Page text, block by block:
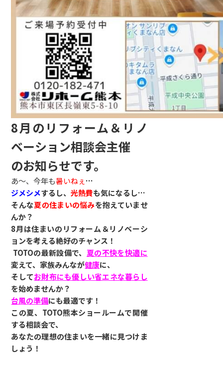
8月のリフォーム＆リノ
ベーション相談会主催
のお知らせです。
あ～、今年も暑いねぇ …
ジメシメするし、光熱費も気になるし…
そんな夏の住まいの悩みを抱えていませ
んか？
8月は住まいのリフォーム＆リノベーシ
ョンを考える絶好のチャンス！
TOTOの最新設備で、 夏の不快を快適に
変えて、家族みんなが健康に、
そしてお財布にも優しい省エネな暮らし
を始めませんか？
台風の準備にも最適です！
この夏、TOTO熊本ショールームで開催
する相談会で、
あなたの理想の住まいを一緒に見つけま
しょう！